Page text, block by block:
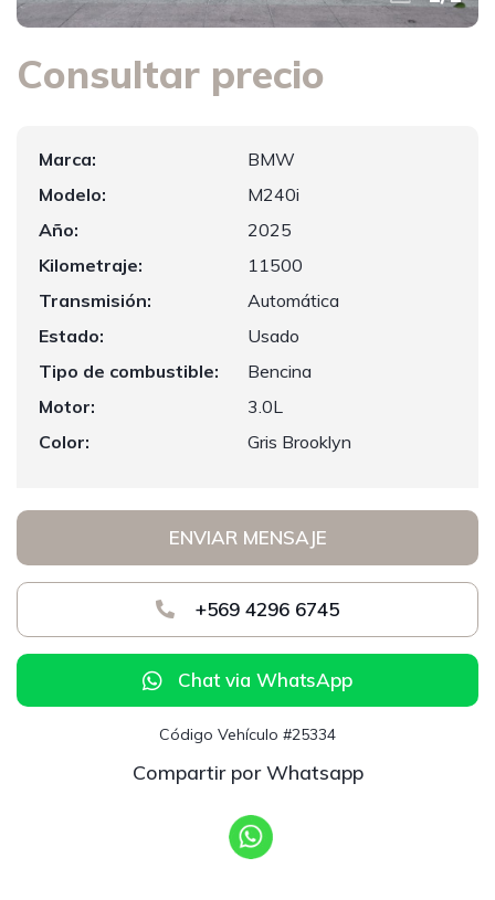
Consultar precio
Marca:
BMW
Modelo:
M240i
Año:
2025
Kilometraje:
11500
Transmisión:
Automática
Estado:
Usado
Tipo de combustible:
Bencina
Motor:
3.0L
Color:
Gris Brooklyn
ENVIAR MENSAJE
+569 4296 6745
Chat via WhatsApp
Código Vehículo #25334
Compartir por Whatsapp